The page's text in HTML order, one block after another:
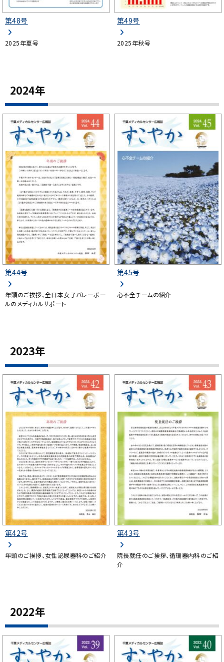
第48号
2025年夏号
第49号
2025年秋号
2024年
第44号
年頭のご挨拶、全日本女子バレーボー
ルのメディカルサポート
第45号
心不全チームの紹介
2023年
第42号
年頭のご挨拶、女性泌尿器科のご紹介
第43号
院長就任のご挨拶、循環器内科のご紹
介
2022年